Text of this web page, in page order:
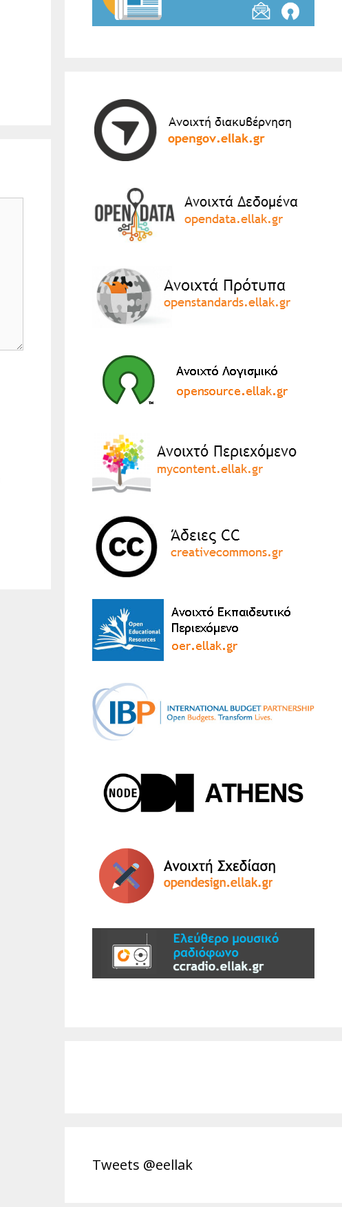
Tweets @eellak